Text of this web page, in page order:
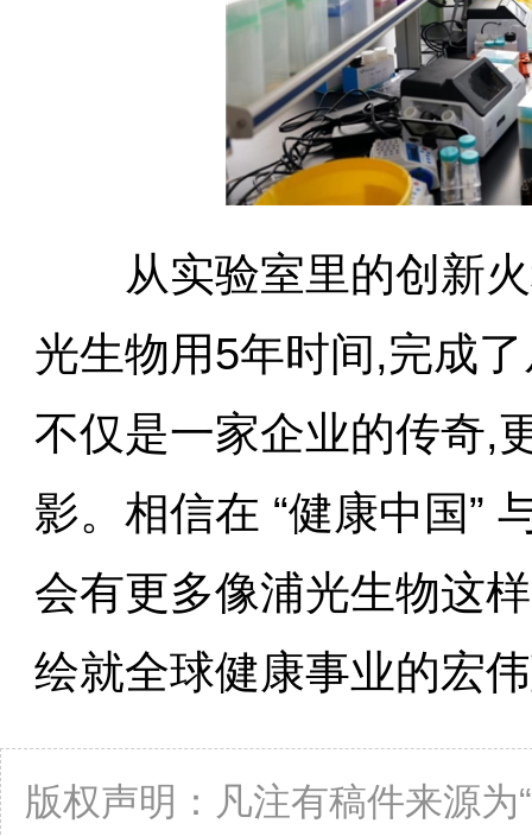
从实验室里的创新火
光生物用5年时间,完成
不仅是一家企业的传奇,
影。相信在 “健康中国”
会有更多像浦光生物这
绘就全球健康事业的宏
版权声明：凡注有稿件来源